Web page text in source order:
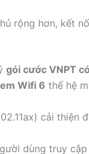
rộng hơn, kết
gói cước VNPT
Wifi 6 thế hệ
cải thiện
dùng truy